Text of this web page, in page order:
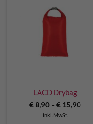
LACD Drybag
€8,90 – € 15,90
inkl. MwSt.